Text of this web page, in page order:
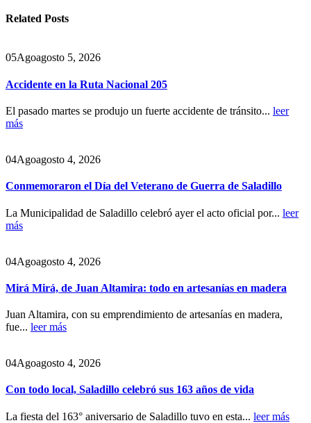
Related Posts
05Agoagosto 5, 2026
Accidente en la Ruta Nacional 205
El pasado martes se produjo un fuerte accidente de tránsito... leer
más
04Agoagosto 4, 2026
Conmemoraron el Día del Veterano de Guerra de Saladillo
La Municipalidad de Saladillo celebró ayer el acto oficial por... leer
más
04Agoagosto 4, 2026
Mirá Mirá, de Juan Altamira: todo en artesanías en madera
Juan Altamira, con su emprendimiento de artesanías en madera,
fue... leer más
04Agoagosto 4, 2026
Con todo local, Saladillo celebró sus 163 años de vida
La fiesta del 163° aniversario de Saladillo tuvo en esta... leer más